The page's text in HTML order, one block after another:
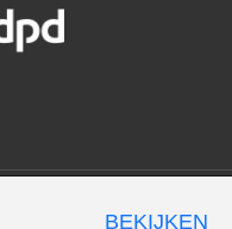
verbeteren. Is dat akkoord?
BEKIJKEN